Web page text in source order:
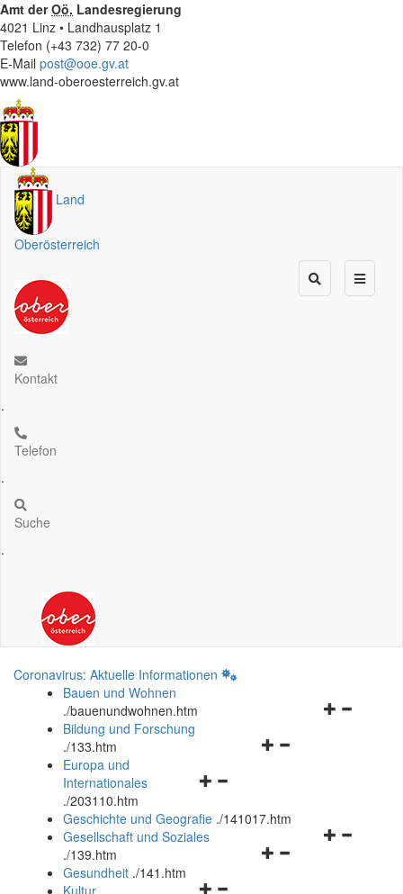
Amt derOö. Landesregierung
4021 Linz • Landhausplatz 1
Telefon (+43 732) 77 20-0
E-Mail post@ooe.gv.at
www.land-oberoesterreich.gv.at
Land
Oberösterreich
Kontakt
.
Telefon
.
Suche
.
Coronavirus: Aktuelle Informationen
Bauen und Wohnen
./bauenundwohnen.htm
Navigationsmenü
Bildung und Forschung
./133.htm
Navigationsmenü
und
schließen
Europa und
Internationales
./203110.htm
Geschichte und Geografie ./141017.htm
Navigationsmenü
Gesellschaft und Soziales
./139.htm
Navigationsmenü
Gesundheit ./141.htm
Kultur